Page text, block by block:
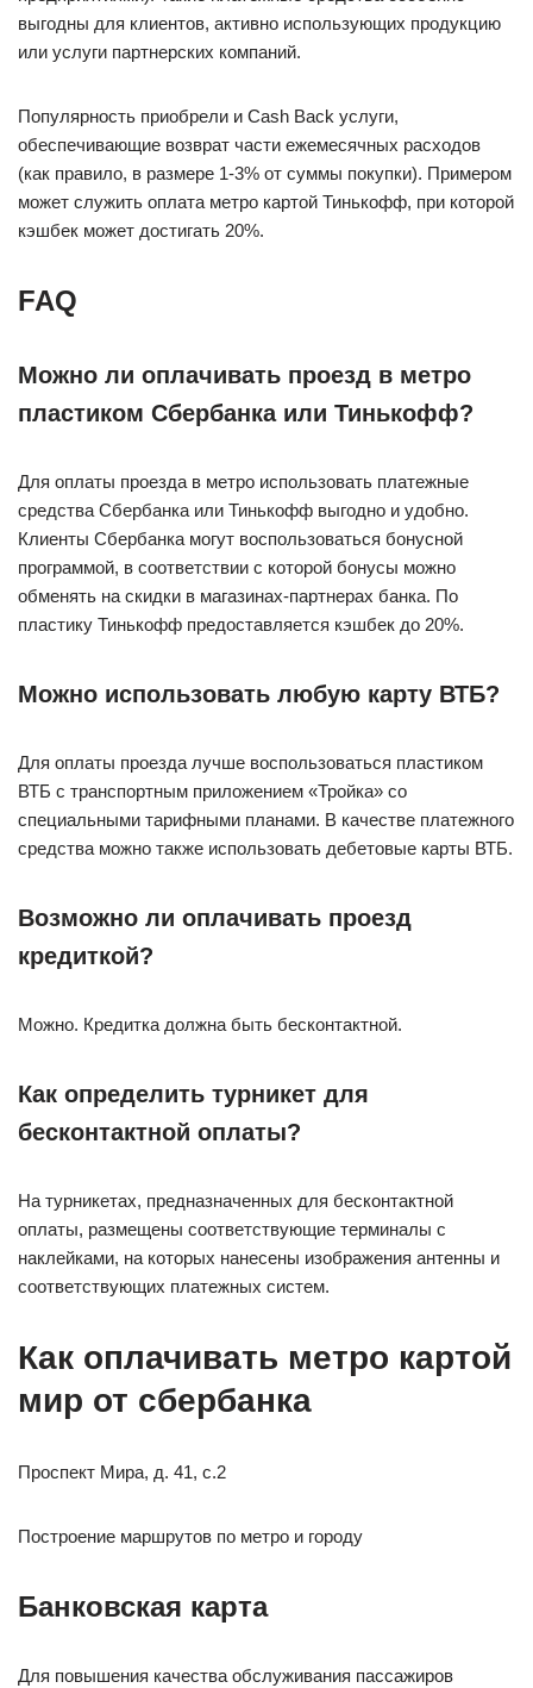
выгодны для клиентов, активно использующих продукцию
или услуги партнерских компаний.
Популярность приобрели и Cash Back услуги,
обеспечивающие возврат части ежемесячных расходов
(как правило, в размере 1-3% от суммы покупки). Примером
может служить оплата метро картой Тинькофф, при которой
кэшбек может достигать 20%.
FAQ
Можно ли оплачивать проезд в метро
пластиком Сбербанка или Тинькофф?
Для оплаты проезда в метро использовать платежные
средства Сбербанка или Тинькофф выгодно и удобно.
Клиенты Сбербанка могут воспользоваться бонусной
программой, в соответствии с которой бонусы можно
обменять на скидки в магазинах-партнерах банка. По
пластику Тинькофф предоставляется кэшбек до 20%.
Можно использовать любую карту ВТБ?
Для оплаты проезда лучше воспользоваться пластиком
ВТБ с транспортным приложением «Тройка» со
специальными тарифными планами. В качестве платежного
средства можно также использовать дебетовые карты ВТБ.
Возможно ли оплачивать проезд
кредиткой?
Можно. Кредитка должна быть бесконтактной.
Как определить турникет для
бесконтактной оплаты?
На турникетах, предназначенных для бесконтактной
оплаты, размещены соответствующие терминалы с
наклейками, на которых нанесены изображения антенны и
соответствующих платежных систем.
Как оплачивать метро картой
мир от сбербанка
Проспект Мира, д. 41, с.2
Построение маршрутов по метро и городу
Банковская карта
Для повышения качества обслуживания пассажиров